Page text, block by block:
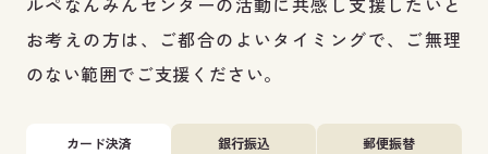
お考えの方は、ご都合のよいタイミングで、ご無理
のない範囲でご支援ください。
カード決済 銀行振込 郵便振替